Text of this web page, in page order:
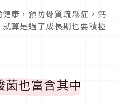
康，預防骨質疏鬆症，鈣
算是過了成長期也要積極
也富含其中